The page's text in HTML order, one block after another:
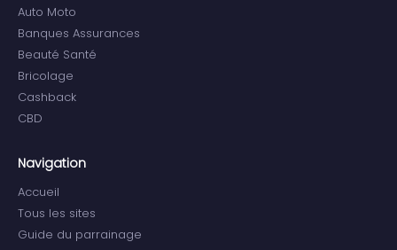
Auto Moto
Banques Assurances
Beauté Santé
Bricolage
Cashback
CBD
Navigation
Accueil
Tous les sites
Guide du parrainage